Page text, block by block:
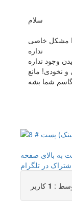
سلام
مشکل خاصی
نداره
و نخودی! مانع
به بالای صفحه
در تلگرام
:
1 کاربر